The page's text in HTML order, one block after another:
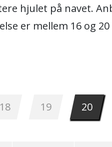
hjulet på navet.
er mellem 16 og
18 19 20